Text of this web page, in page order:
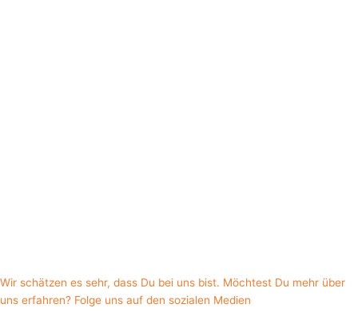
Wir schätzen es sehr, dass Du bei uns bist. Möchtest Du mehr über
uns erfahren? Folge uns auf den sozialen Medien